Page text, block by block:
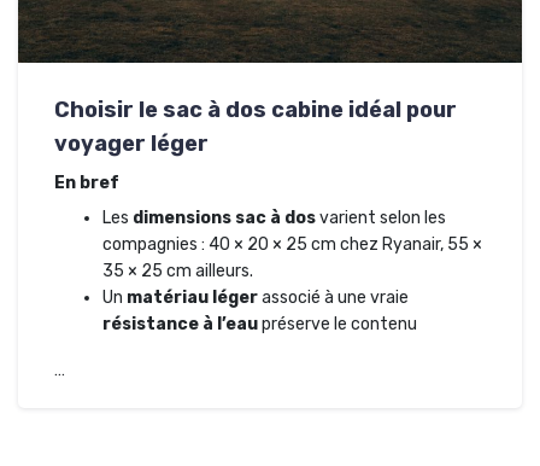
Choisir le sac à dos cabine idéal pour
voyager léger
En bref
Les dimensions sac à dosvarient selon les
compagnies : 40 × 20 × 25 cm chez Ryanair, 55 ×
35 × 25 cm ailleurs.
Un matériau légerassocié à une vraie
résistance à l’eaupréserve le contenu
…